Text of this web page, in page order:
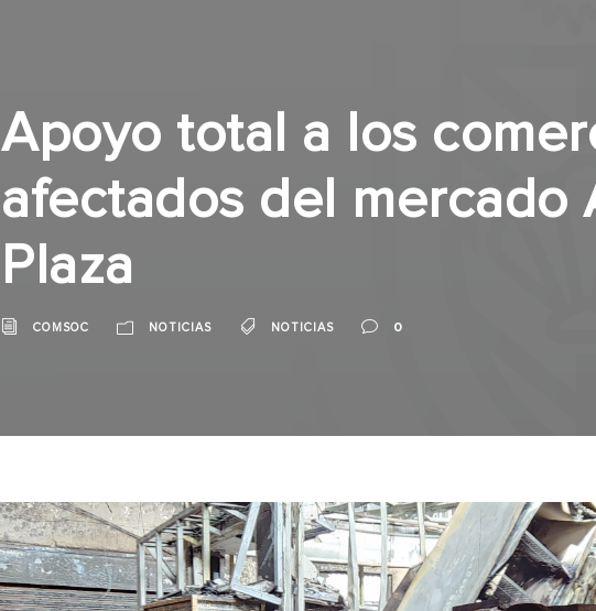
Apoyo total a los
afectados del mercado
Plaza
COMSOC NOTICIAS NOTICIAS 0